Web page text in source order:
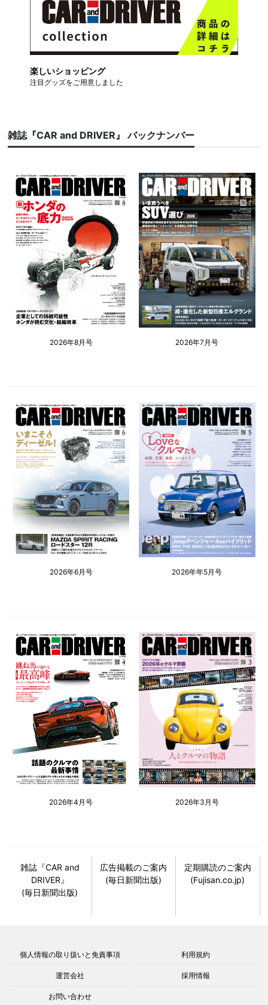
楽しいショッピング
注目グッズをご用意しました
雑誌『CAR and DRIVER』 バックナンバー
2026年8月号 2026年7月号
2026年6月号 2026年年5月号
2026年4月号 2026年3月号
雑誌『CAR and
DRIVER』
(毎日新聞出版)
広告掲載のご案内
(毎日新聞出版)
定期購読のご案内
(Fujisan.co.jp)
個人情報の取り扱いと免責事項 利用規約
運営会社 採用情報
お問い合わせ